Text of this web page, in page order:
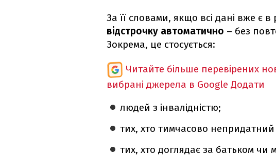
За її словами, якщо всі дані вже є в
відстрочку автоматично – без
Зокрема, це стосується:
Читайте більше перевірених
вибрані джерела в Google Додати
людей з інвалідністю;
тих, хто тимчасово
тих, хто доглядає за батьком чи